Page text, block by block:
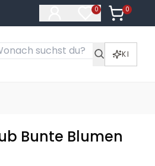
0
Artikel im
0
Artikel
KI
Bunte Blumen